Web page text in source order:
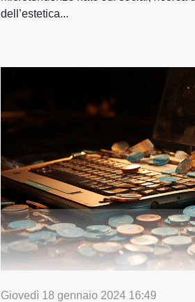
dell’estetica...
Giovedì 18 gennaio 2024 16:49